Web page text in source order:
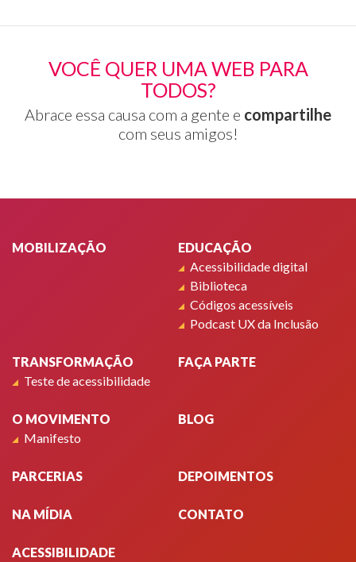
VOCÊ QUER UMA WEB PARA
TODOS?
Abrace essa causa com a gente e compartilhe
com seus amigos!
MOBILIZAÇÃO
EDUCAÇÃO
Acessibilidade digital
Biblioteca
Códigos acessíveis
Podcast UX da Inclusão
TRANSFORMAÇÃO
Teste de acessibilidade
FAÇA PARTE
O MOVIMENTO
Manifesto
BLOG
PARCERIAS DEPOIMENTOS
NA MÍDIA CONTATO
ACESSIBILIDADE